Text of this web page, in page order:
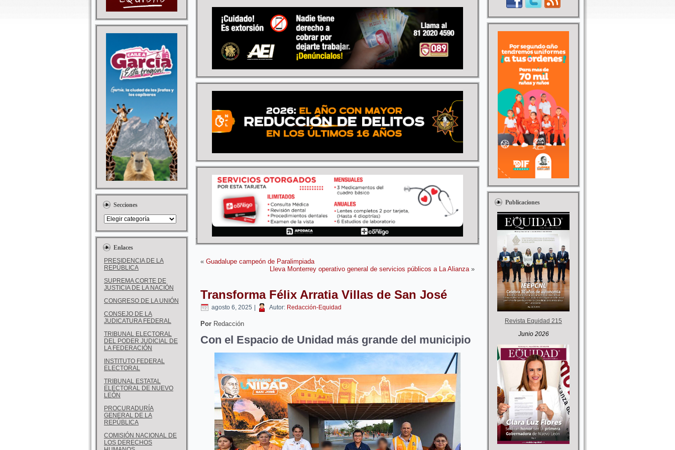
Secciones
Enlaces
PRESIDENCIA DE LA
REPÚBLICA
SUPREMA CORTE DE
JUSTICIA DE LA NACIÓN
CONGRESO DE LA UNIÓN
CONSEJO DE LA
JUDICATURA FEDERAL
TRIBUNAL ELECTORAL
DEL PODER JUDICIAL DE
LA FEDERACIÓN
INSTITUTO FEDERAL
ELECTORAL
TRIBUNAL ESTATAL
ELECTORAL DE NUEVO
LEÓN
PROCURADURÍA
GENERAL DE LA
REPÚBLICA
COMISIÓN NACIONAL DE
LOS DERECHOS
« Guadalupe campeón de Paralimpiada
Lleva Monterrey operativo general de servicios públicos a La Alianza»
Transforma Félix Arratia Villas de San José
agosto 6, 2025 Autor: Redacción-Equidad
Por Redacción
Con el Espacio de Unidad más grande del municipio
Publicaciones
Revista Equidad 215
Junio 2026